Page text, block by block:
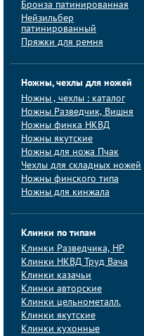
Бронза патинированная
Нейзильбер
патинированный
Пряжки для ремня
Ножны, чехлы для ножей
Ножны , чехлы : каталог
Ножны Разведчик, Вишня
Ножны финка НКВД
Ножны якутские
Ножны для ножа Пчак
Чехлы для складных ножей
Ножны финского типа
Ножны для кинжала
Клинки по типам
Клинки Pазведчика, НP
Клинки НКВД Труд Вача
Клинки казачьи
Клинки авторские
Клинки цельнометалл.
Клинки якутские
Клинки кухонные